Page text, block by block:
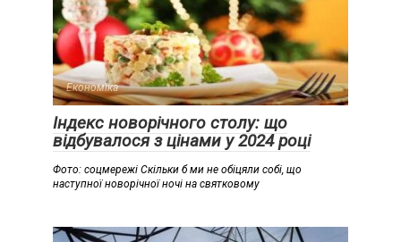
Економіка
Індекс новорічного столу: що
відбувалося з цінами у 2024 році
Фото: соцмережі Скільки б ми не обіцяли собі, що
наступної новорічної ночі на святковому